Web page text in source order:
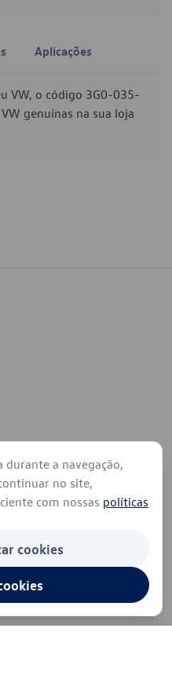
Aplicações
VW, o código 3G0-035-
genuínas na sua loja
durante a navegação,
no site,
com nossas políticas
cookies